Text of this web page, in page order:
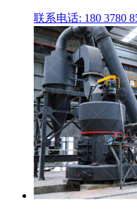
联系电话: 180 3780